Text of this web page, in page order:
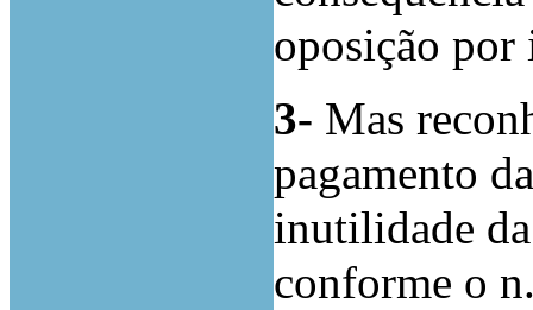
oposição
3- Mas
pagamento
inutilidade
conforme o